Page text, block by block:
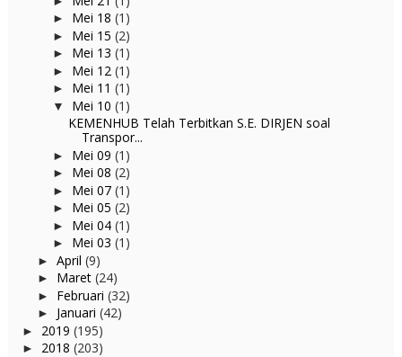
► Mei 18 (1)
► Mei 15 (2)
► Mei 13 (1)
► Mei 12 (1)
► Mei 11 (1)
▼ Mei 10 (1)
KEMENHUB Telah Terbitkan S.E. DIRJEN soal
Transpor...
► Mei 09 (1)
► Mei 08 (2)
► Mei 07 (1)
► Mei 05 (2)
► Mei 04 (1)
► Mei 03 (1)
► April (9)
► Maret (24)
► Februari (32)
► Januari (42)
► 2019 (195)
► 2018 (203)